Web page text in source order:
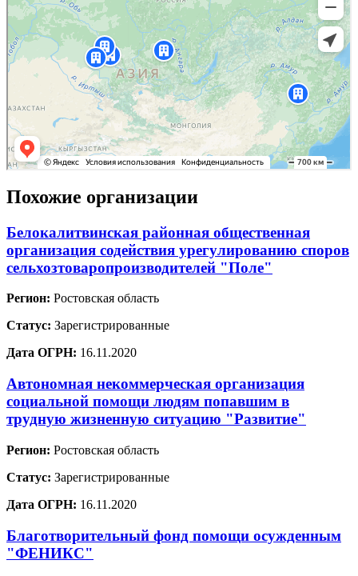
Похожие организации
Белокалитвинская районная общественная
организация содействия урегулированию споров
сельхозтоваропроизводителей "Поле"
Регион: Ростовская область
Статус: Зарегистрированные
Дата ОГРН: 16.11.2020
Автономная некоммерческая организация
социальной помощи людям попавшим в
трудную жизненную ситуацию "Развитие"
Регион: Ростовская область
Статус: Зарегистрированные
Дата ОГРН: 16.11.2020
Благотворительный фонд помощи осужденным
"ФЕНИКС"